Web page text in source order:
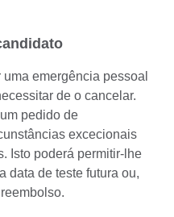
emergência pessoal
de o cancelar.
pedido de
excecionais
Isto poderá permitir-lhe
data de teste futura ou,